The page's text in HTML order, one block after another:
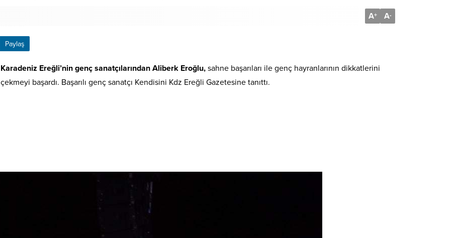
A+ A-
Paylaş
Karadeniz Ereğli’nin genç sanatçılarından Aliberk Eroğlu, sahne başarıları ile genç hayranlarının dikkatlerini
çekmeyi başardı. Başarılı genç sanatçı Kendisini Kdz Ereğli Gazetesine tanıttı.